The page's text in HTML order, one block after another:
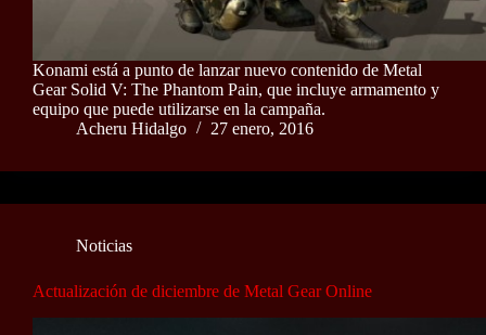
Konami está a punto de lanzar nuevo contenido de Metal
Gear Solid V: The Phantom Pain, que incluye armamento y
equipo que puede utilizarse en la campaña.
Acheru Hidalgo
27 enero, 2016
Noticias
Actualización de diciembre de Metal Gear Online